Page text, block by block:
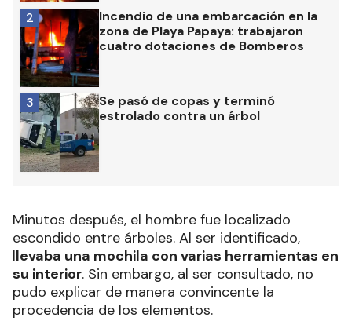
Incendio de una embarcación en la
zona de Playa Papaya: trabajaron
cuatro dotaciones de Bomberos
2
Se pasó de copas y terminó
estrolado contra un árbol
3
Minutos después, el hombre fue localizado
escondido entre árboles. Al ser identificado,
llevaba una mochila con varias herramientas en
su interior. Sin embargo, al ser consultado, no
pudo explicar de manera convincente la
procedencia de los elementos.